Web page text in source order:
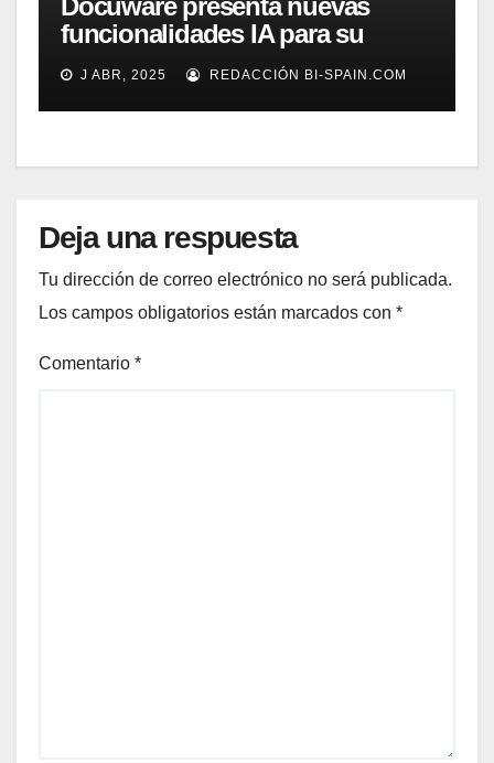
funcionalidades IA para su
gestión documental
J ABR, 2025 REDACCIÓN BI-SPAIN.COM
Deja una respuesta
Tu dirección de correo electrónico no será publicada.
Los campos obligatorios están marcados con *
Comentario *